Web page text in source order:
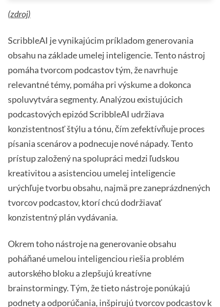
(zdroj)
ScribbleAI je vynikajúcim príkladom generovania
obsahu na základe umelej inteligencie. Tento nástroj
pomáha tvorcom podcastov tým, že navrhuje
relevantné témy, pomáha pri výskume a dokonca
spoluvytvára segmenty. Analýzou existujúcich
podcastových epizód ScribbleAI udržiava
konzistentnosť štýlu a tónu, čím zefektívňuje proces
písania scenárov a podnecuje nové nápady. Tento
prístup založený na spolupráci medzi ľudskou
kreativitou a asistenciou umelej inteligencie
urýchľuje tvorbu obsahu, najmä pre zaneprázdnených
tvorcov podcastov, ktorí chcú dodržiavať
konzistentný plán vydávania.
Okrem toho nástroje na generovanie obsahu
poháňané umelou inteligenciou riešia problém
autorského bloku a zlepšujú kreatívne
brainstormingy. Tým, že tieto nástroje ponúkajú
podnety a odporúčania, inšpirujú tvorcov podcastov k